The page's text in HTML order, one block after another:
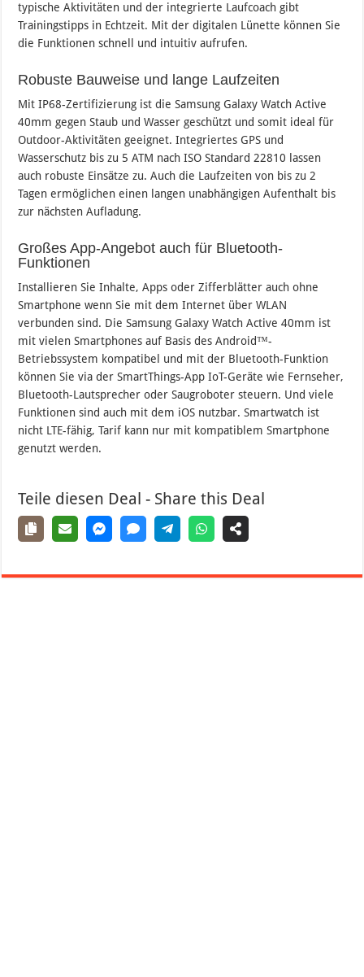
typische Aktivitäten und der integrierte Laufcoach gibt
Trainingstipps in Echtzeit. Mit der digitalen Lünette können Sie
die Funktionen schnell und intuitiv aufrufen.
Robuste Bauweise und lange Laufzeiten
Mit IP68-Zertifizierung ist die Samsung Galaxy Watch Active
40mm gegen Staub und Wasser geschützt und somit ideal für
Outdoor-Aktivitäten geeignet. Integriertes GPS und
Wasserschutz bis zu 5 ATM nach ISO Standard 22810 lassen
auch robuste Einsätze zu. Auch die Laufzeiten von bis zu 2
Tagen ermöglichen einen langen unabhängigen Aufenthalt bis
zur nächsten Aufladung.
Großes App-Angebot auch für Bluetooth-
Funktionen
Installieren Sie Inhalte, Apps oder Zifferblätter auch ohne
Smartphone wenn Sie mit dem Internet über WLAN
verbunden sind. Die Samsung Galaxy Watch Active 40mm ist
mit vielen Smartphones auf Basis des Android™-
Betriebssystem kompatibel und mit der Bluetooth-Funktion
können Sie via der SmartThings-App IoT-Geräte wie Fernseher,
Bluetooth-Lautsprecher oder Saugroboter steuern. Und viele
Funktionen sind auch mit dem iOS nutzbar. Smartwatch ist
nicht LTE-fähig, Tarif kann nur mit kompatiblem Smartphone
genutzt werden.
Teile diesen Deal - Share this Deal